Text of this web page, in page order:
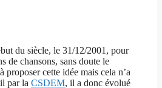
du siècle, le 31/12/2001, pour
de chansons, sans doute le
proposer cette idée mais cela n’a
par la CSDEM, il a donc évolué